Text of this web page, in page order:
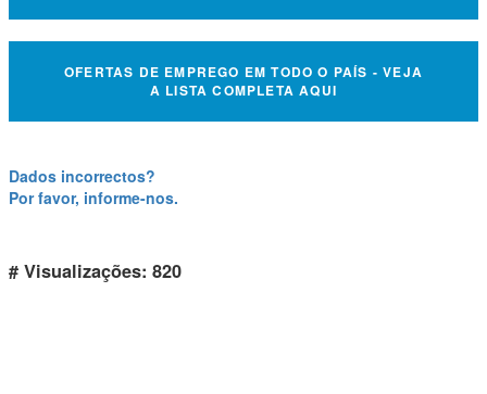
OFERTAS DE EMPREGO EM TODO O PAÍS - VEJA
A LISTA COMPLETA AQUI
Dados incorrectos?
Por favor, informe-nos.
# Visualizações: 820